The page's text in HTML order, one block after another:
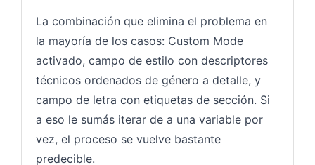
La combinación que elimina el problema en
la mayoría de los casos: Custom Mode
activado, campo de estilo con descriptores
técnicos ordenados de género a detalle, y
campo de letra con etiquetas de sección. Si
a eso le sumás iterar de a una variable por
vez, el proceso se vuelve bastante
predecible.